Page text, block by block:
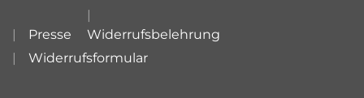
Presse
Widerrufsbelehrung
Widerrufsformular